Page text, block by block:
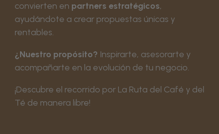
convierten en partners estratégicos,
ayudándote a crear propuestas únicas y
rentables.
¿Nuestro propósito? Inspirarte, asesorarte y
acompañarte en la evolución de tu negocio.
¡Descubre el recorrido por La Ruta del Café y del
Té de manera libre!